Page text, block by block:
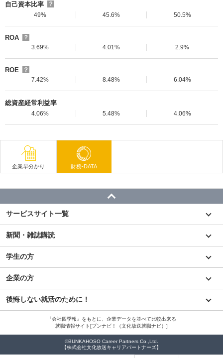
自己資本比率
？
49%
45.6% 50.5%
ROA
？
3.69%
4.01% 2.9%
ROE
？
7.42%
8.48% 6.04%
総資産経常利益率
4.06% 5.48% 4.06%
企業早分かり 財務-DATA
サービスサイト一覧
新聞・雑誌購読
学生の方
企業の方
後悔しない就活のために！
『会社四季報』をもとに、企業データを並べて比較出来る
就職情報サイト[ブンナビ！（文化放送就職ナビ）]
©BUNKAHOSO Career Partners Co.,Ltd.
【株式会社文化放送キャリアパートナーズ】